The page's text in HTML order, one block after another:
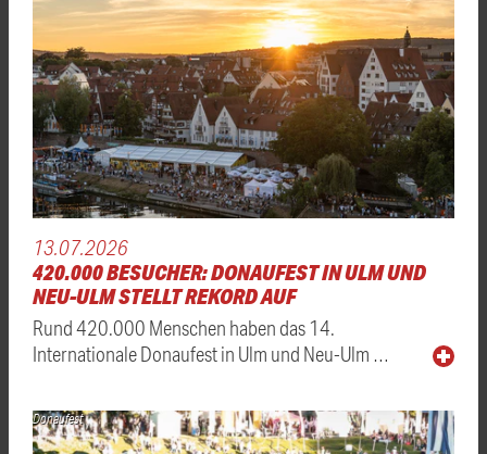
13.07.2026
420.000 BESUCHER: DONAUFEST IN ULM UND
NEU-ULM STELLT REKORD AUF
Rund 420.000 Menschen haben das 14.
Internationale Donaufest in Ulm und Neu-Ulm …
Donaufest